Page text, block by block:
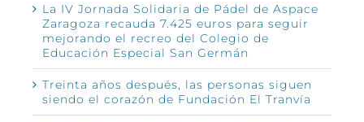
La IV Jornada Solidaria de Pádel de Aspace
Zaragoza recauda 7.425 euros para seguir
mejorando el recreo del Colegio de
Educación Especial San Germán
Treinta años después, las personas siguen
siendo el corazón de Fundación El Tranvía